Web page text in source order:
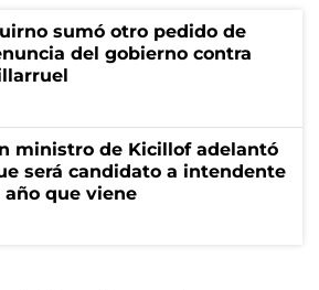
sumó otro pedido de
del gobierno contra
ministro de Kicillof adelantó
será candidato a intendente
año que viene